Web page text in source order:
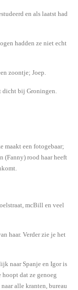
en als laatst had
hadden ze niet echt
zoontje; Joep.
dicht bij Groningen.
maakt een fotogebaar;
(Fanny) rood haar heeft
mcBill en veel
haar. Verder zie je het
naar Spanje en Igor is
dat ze genoeg
alle kranten, bureau